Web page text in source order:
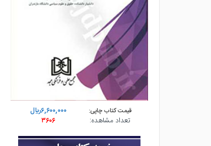
قیمت کتاب چاپی:
۶,۶۰۰,۰۰۰ريال
تعداد مشاهده:
۳۶۰۶